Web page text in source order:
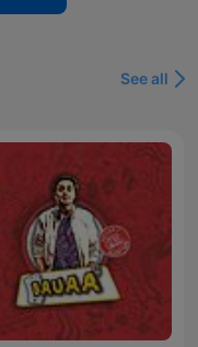
See all